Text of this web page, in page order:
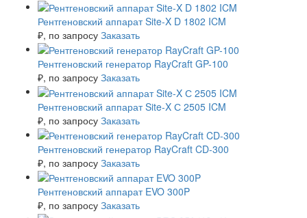
Рентгеновский аппарат Site-X D 1802 ICM
₽, по запросу Заказать
Рентгеновский генератор RayCraft GP-100
₽, по запросу Заказать
Рентгеновский аппарат Site-X С 2505 ICM
₽, по запросу Заказать
Рентгеновский генератор RayCraft CD-300
₽, по запросу Заказать
Рентгеновский аппарат EVO 300P
₽, по запросу Заказать